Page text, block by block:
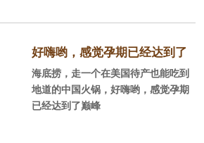
公停止工作，陪产的性价比不如找个
月子中心。一般对美国不太熟悉，或
者只是游玩过，同行的人也都不会外
语或者没有国外生活经历，建议订月
好嗨哟，感觉孕期已经达到了
巅峰
海底捞，走一个在美国待产也能吃到
地道的中国火锅，好嗨哟，感觉孕期
已经达到了巅峰